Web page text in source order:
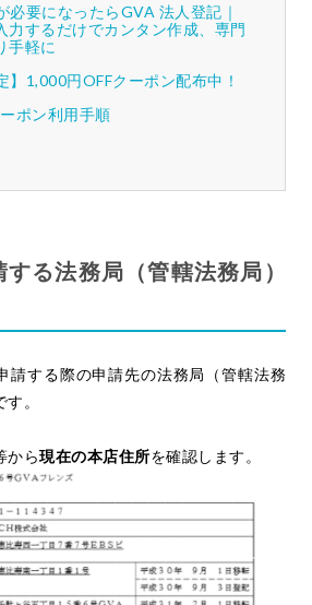
必要になったらGVA 法人登記｜
力するだけでカンタン作成、専門
手軽に
】1,000円OFFクーポン配布中！
ポン利用手順
る法務局（管轄法務局）
請する際の申請先の法務局（管轄法務
。
から現在の本店住所を確認します。